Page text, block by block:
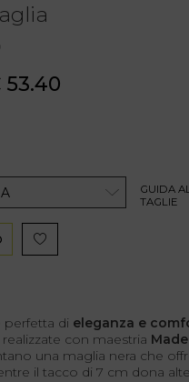
53.40
GUIDA
TAGLIE
perfetta di eleganza e
con maestria
una maglia nera che
il tacco di 7 cm dona